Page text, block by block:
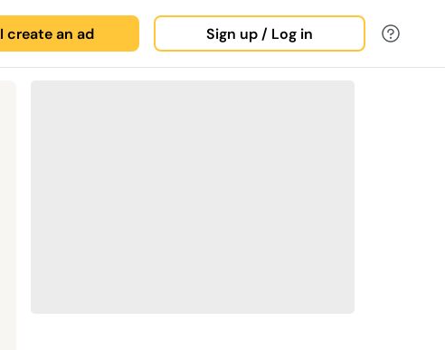
I create an ad Sign up / Log in